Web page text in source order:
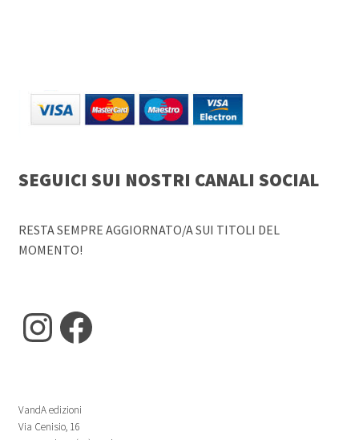
SEGUICI SUI NOSTRI CANALI SOCIAL
RESTA SEMPRE AGGIORNATO/A SUI TITOLI DEL
MOMENTO!
Instagram
Facebook
VandA edizioni
Via Cenisio, 16